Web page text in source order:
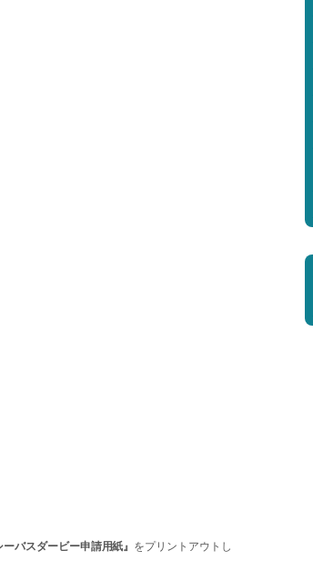
バスダービー申請用紙』 をプリントアウトし